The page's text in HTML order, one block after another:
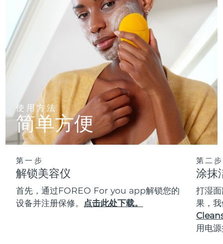
使用方法
简单方便
第一步
解锁美容仪
首先，通过FOREO For you app解锁您的
设备并注册保修。 点击此处下载。
第二步
涂抹
打湿
果，
用电